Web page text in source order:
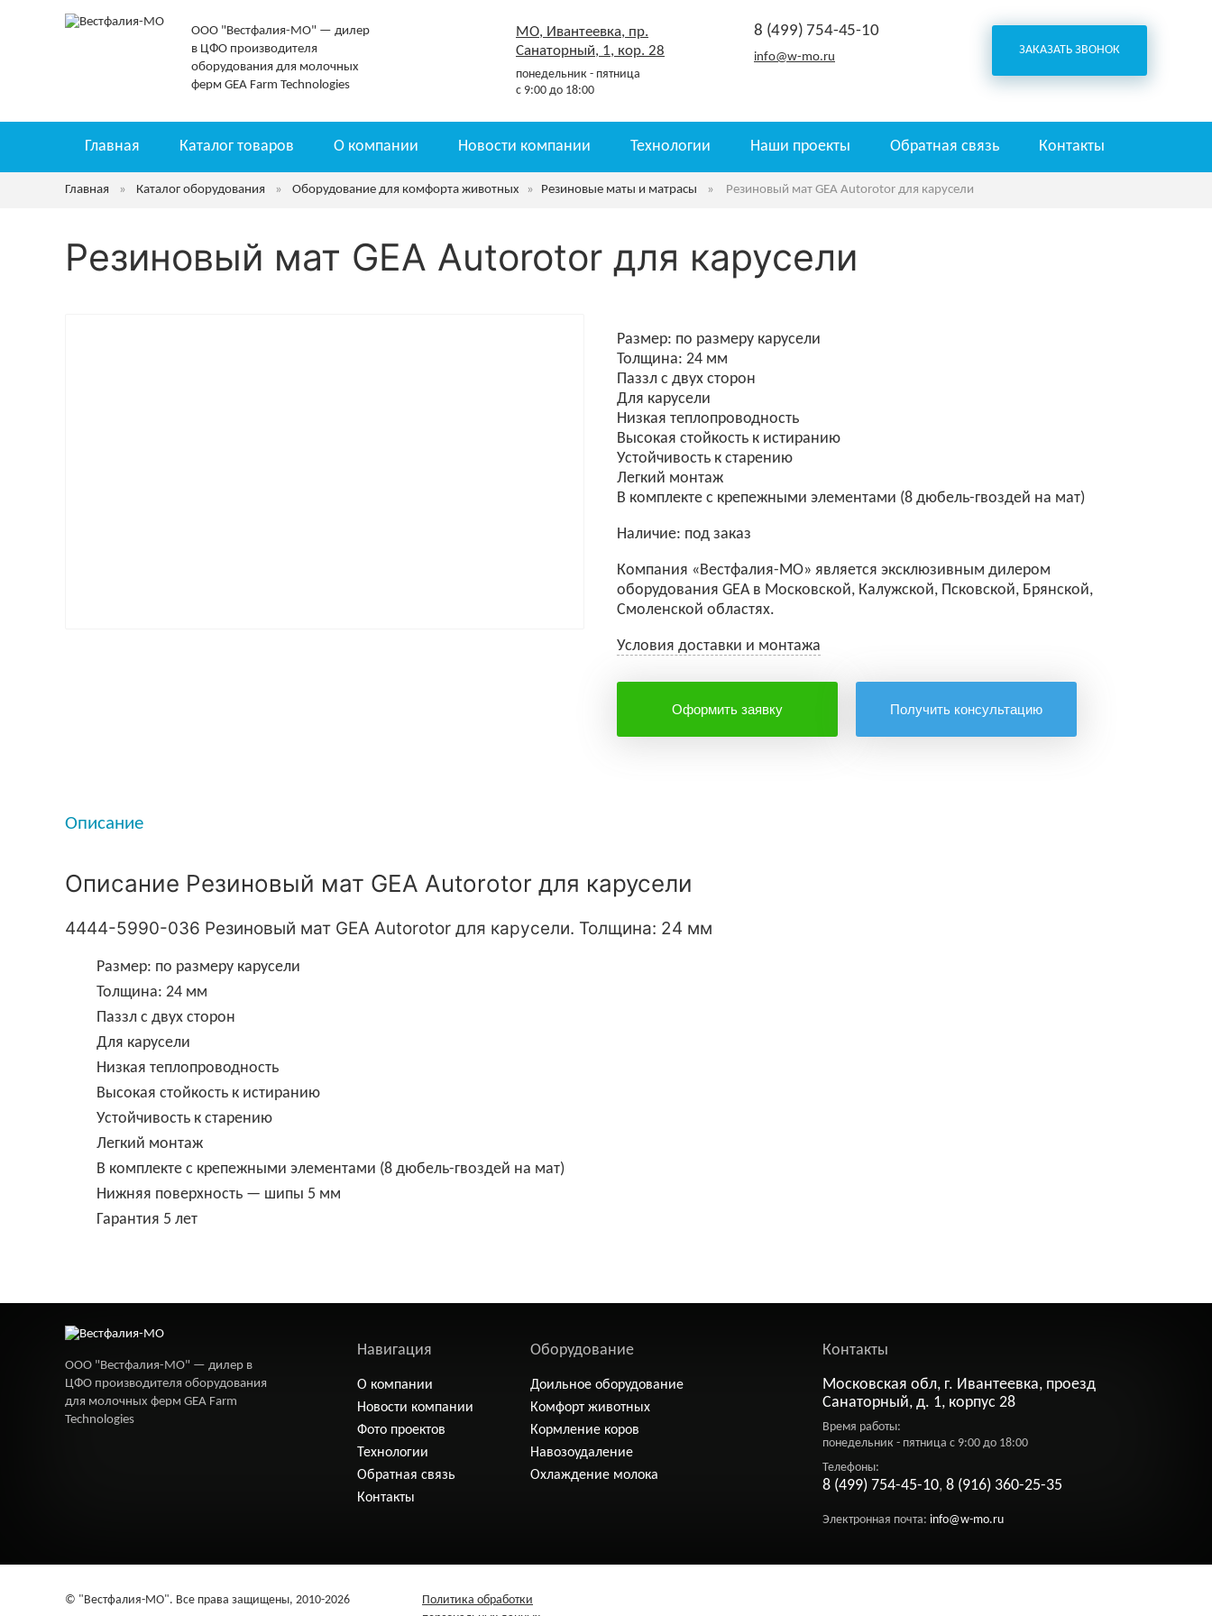
ООО "Вестфалия-МО" — дилер
в ЦФО производителя
оборудования для молочных
ферм GEA Farm Technologies
ЗАКАЗАТЬ ЗВОНОК
8 (499) 754-45-10
info@w-mo.ru
МО, Ивантеевка, пр.
Санаторный, 1, кор. 28
понедельник - пятница
с 9:00 до 18:00
Главная Каталог товаров О компании Новости компании Технологии Наши проекты Обратная связь Контакты
Главная » Каталог оборудования » Оборудование для комфорта животных » Резиновые маты и матрасы » Резиновый мат GEA Autorotor для карусели
Резиновый мат GEA Autorotor для карусели
Размер: по размеру карусели
Толщина: 24 мм
Паззл с двух сторон
Для карусели
Низкая теплопроводность
Высокая стойкость к истиранию
Устойчивость к старению
Легкий монтаж
В комплекте с крепежными элементами (8 дюбель-гвоздей на мат)
Наличие: под заказ
Компания «Вестфалия-МО» является эксклюзивным дилером
оборудования GEA в Московской, Калужской, Псковской, Брянской,
Смоленской областях.
Условия доставки и монтажа
Описание
Описание Резиновый мат GEA Autorotor для карусели
4444-5990-036 Резиновый мат GEA Autorotor для карусели. Толщина: 24 мм
Размер: по размеру карусели
Толщина: 24 мм
Паззл с двух сторон
Для карусели
Низкая теплопроводность
Высокая стойкость к истиранию
Устойчивость к старению
Легкий монтаж
В комплекте с крепежными элементами (8 дюбель-гвоздей на мат)
Нижняя поверхность — шипы 5 мм
Гарантия 5 лет
ООО "Вестфалия-МО" — дилер в
ЦФО производителя оборудования
для молочных ферм GEA Farm
Technologies
Навигация
О компании
Новости компании
Фото проектов
Технологии
Обратная связь
Контакты
Оборудование
Доильное оборудование
Комфорт животных
Кормление коров
Навозоудаление
Охлаждение молока
Контакты
Московская обл, г. Ивантеевка, проезд
Санаторный, д. 1, корпус 28
Время работы:
понедельник - пятница с 9:00 до 18:00
Телефоны:
8 (499) 754-45-10, 8 (916) 360-25-35
Электронная почта: info@w-mo.ru
© "Вестфалия-МО". Все права защищены, 2010-2026
Политика обработки